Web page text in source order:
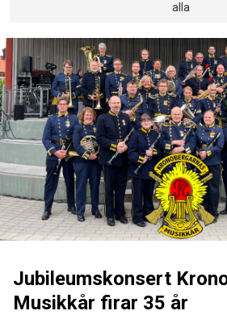
alla
Jubileumskonsert
Musikkår firar 35 år